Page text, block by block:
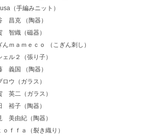
（手編みニット）
昌克 （陶器）
智織（磁器）
んｍａｍｅｃｏ （こぎん刺し）
ェル２（張り子）
義国 （陶器）
ロウ（ガラス）
英二（ガラス）
裕子（陶器）
美由紀（陶器）
ｏｆｆａ（裂き織り）